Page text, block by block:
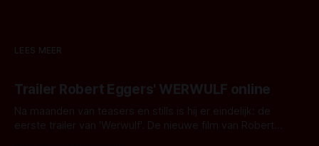
LEES MEER
Trailer Robert Eggers' WERWULF online
Na maanden van teasers en stills is hij er eindelijk: de
eerste trailer van 'Werwulf'. De nieuwe film van Robert